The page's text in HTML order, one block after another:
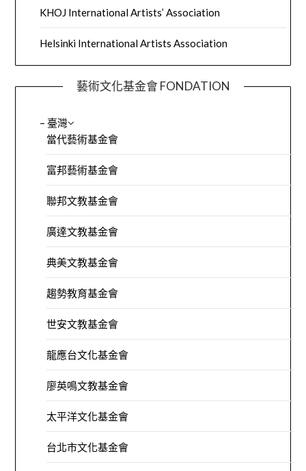
KHOJ International Artists’ Association
Helsinki International Artists Association
藝術文化基金會 FONDATION
– 臺灣
當代藝術基金會
富邦藝術基金會
聯邦文教基金會
廣達文教基金會
典美文教基金會
趨勢教育基金會
世安文教基金會
龍應台文化基金會
廖英鳴文教基金會
太平洋文化基金會
台北市文化基金會